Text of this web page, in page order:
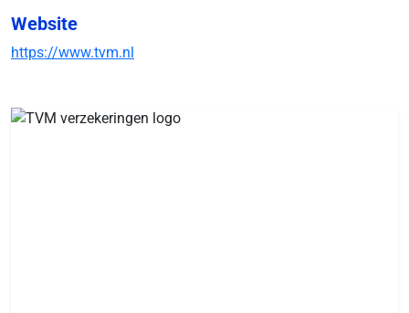
Website
https://www.tvm.nl